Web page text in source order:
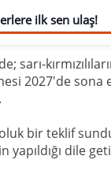
ilk sen ulaş!
2027'de sona
bir teklif
yapıldığı dile